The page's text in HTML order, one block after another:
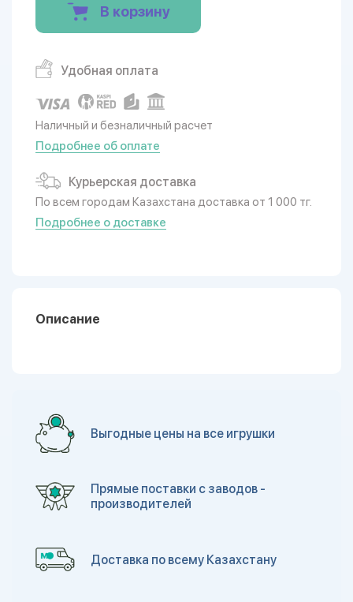
В корзину
Удобная оплата
Наличный и безналичный расчет
Подробнее об оплате
Курьерская доставка
По всем городам Казахстана доставка от 1 000 тг.
Подробнее о доставке
Описание
Выгодные цены на все игрушки
Прямые поставки с заводов -
производителей
Доставка по всему Казахстану